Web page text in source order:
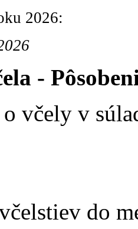
2026:
-
včely v
do